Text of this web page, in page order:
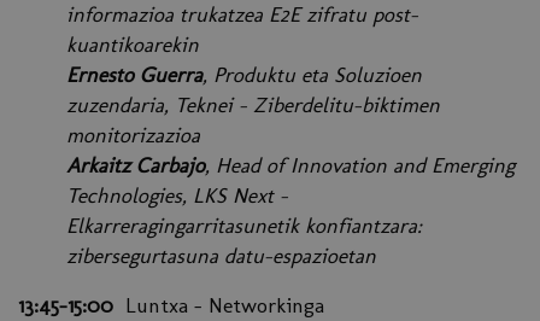
informazioa trukatzea E2E zifratu post-
kuantikoarekin
Ernesto Guerra, Produktu eta Soluzioen
zuzendaria, Teknei - Ziberdelitu-biktimen
monitorizazioa
Arkaitz Carbajo, Head of Innovation and Emerging
Technologies, LKS Next -
Elkarreragingarritasunetik konfiantzara:
zibersegurtasuna datu-espazioetan
13:45-15:00 Luntxa – Networkinga